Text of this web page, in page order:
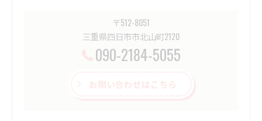
〒512-8051
三重県四日市市北山町2120
090-2184-5055
お問い合わせはこちら